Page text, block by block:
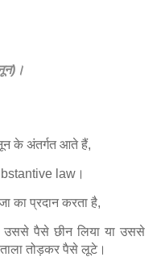
के अंतर्गत आते हैं,
law।
का प्रदान करता है,
उससे पैसे छीन लिया या उससे
तोड़कर पैसे लूटे।